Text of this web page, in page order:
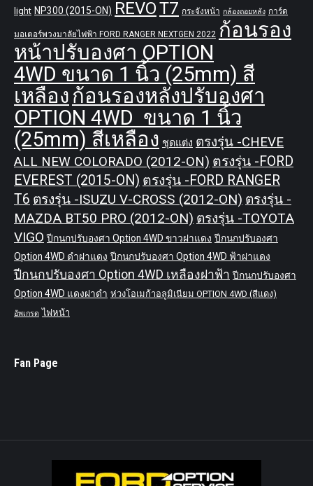
light NP300 (2015-ON) REVOT7 กระจังหน้า กล้องถอยหลัง การ์ด
มอเตอร์พวงมาลัยไฟฟ้า FORD RANGER NEXTGEN 2022 ก้อนรอง
หน้าปรับองศา OPTION
4WD ขนาด 1 นิ้ว (25mm) สี
เหลือง ก้อนรองหลังปรับองศา
OPTION 4WD ขนาด 1 นิ้ว
(25mm) สีเหลือง ชุดแต่ง ตรงรุ่น -CHEVE
ALL NEW COLORADO (2012-ON) ตรงรุ่น -FORD
EVEREST (2015-ON) ตรงรุ่น -FORD RANGER
T6 ตรงรุ่น -ISUZU V-CROSS (2012-ON) ตรงรุ่น -
MAZDA BT50 PRO (2012-ON) ตรงรุ่น -TOYOTA
VIGO ปีกนกปรับองศา Option 4WD ขาวฝาแดง ปีกนกปรับองศา
Option 4WD ดำฝาแดง ปีกนกปรับองศา Option 4WD ฟ้าฝาแดง
ปีกนกปรับองศา Option 4WD เหลืองฝาฟ้า ปีกนกปรับองศา
Option 4WD แดงฝาดำ ห่วงโอเมก้าอลูมิเนียม OPTION 4WD (สีแดง)
อัพเกรด ไฟหน้า
Fan Page